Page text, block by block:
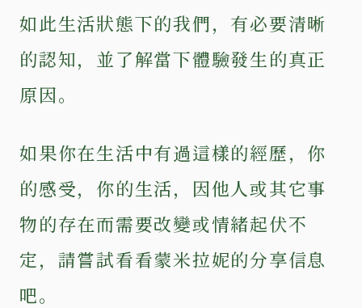
如此生活狀態下的我們，有必要清晰
的認知，並了解當下體驗發生的真正
原因。
如果你在生活中有過這樣的經歷，你
的感受，你的生活，因他人或其它事
物的存在而需要改變或情緒起伏不
定，請嘗試看看蒙米拉妮的分享信息
吧。